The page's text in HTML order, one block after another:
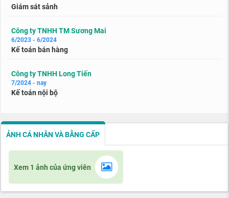
Giám sát sảnh
Công ty TNHH TM Sương Mai
6/2023 - 6/2024
Kế toán bán hàng
Công ty TNHH Long Tiến
7/2024 - nay
Kế toán nội bộ
ẢNH CÁ NHÂN VÀ BẰNG CẤP
Xem 1 ảnh của ứng viên